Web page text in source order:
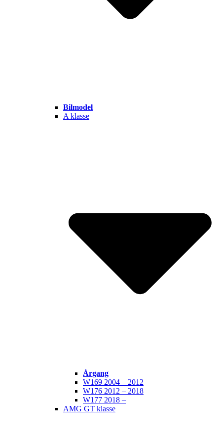
Bilmodel
A klasse
Årgang
W169 2004 – 2012
W176 2012 – 2018
W177 2018 –
AMG GT klasse